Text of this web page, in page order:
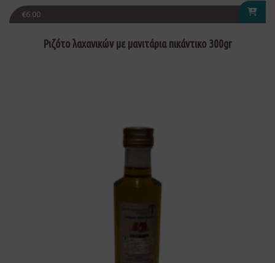
€6.00
Ριζότο λαχανικών με μανιτάρια πικάντικο 300gr